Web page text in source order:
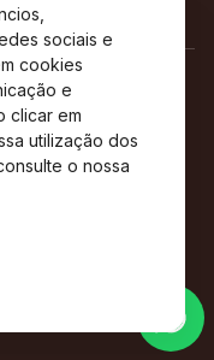
sociais e
cookies
e
clicar em
utilização dos
o nossa
– Todos os